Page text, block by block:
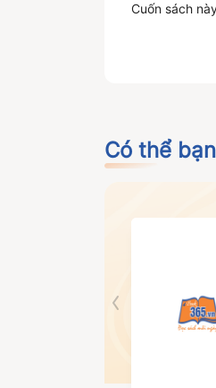
Cuốn sách
* Dạo qua
Mỗi chương
Có thể